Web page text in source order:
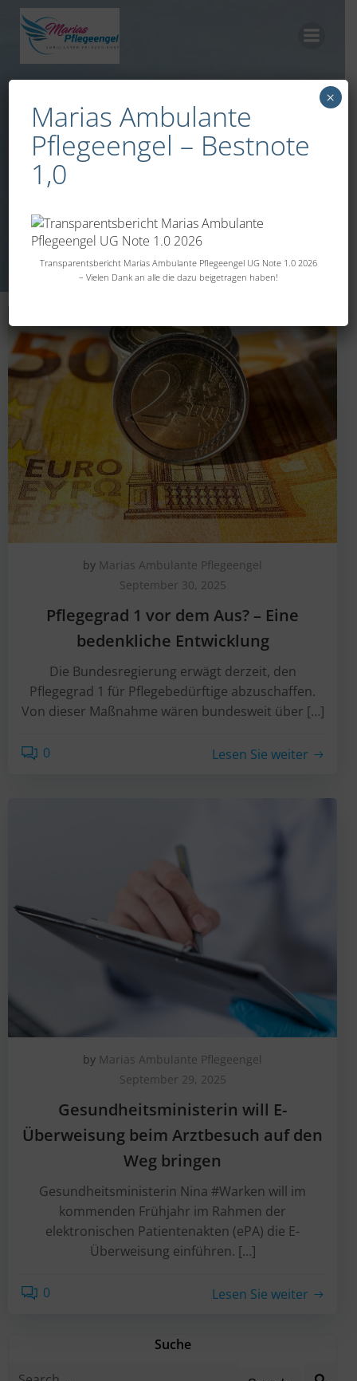
Posts in
September 2025
by Marias Ambulante Pflegeengel
September 30, 2025
Pflegegrad 1 vor dem Aus? – Eine
bedenkliche Entwicklung
Die Bundesregierung erwägt derzeit, den
Pflegegrad 1 für Pflegebedürftige abzuschaffen.
Von dieser Maßnahme wären bundesweit über […]
0 Lesen Sie weiter
by Marias Ambulante Pflegeengel
September 29, 2025
Gesundheitsministerin will E-
Überweisung beim Arztbesuch auf den
Weg bringen
Gesundheitsministerin Nina #Warken will im
kommenden Frühjahr im Rahmen der
elektronischen Patientenakten (ePA) die E-
Überweisung einführen. […]
0 Lesen Sie weiter
Suche
Search
Marias Ambulante
Pflegeengel – Bestnote
1,0
Transparentsbericht Marias Ambulante Pflegeengel UG Note 1.0 2026
– Vielen Dank an alle die dazu beigetragen haben!
×